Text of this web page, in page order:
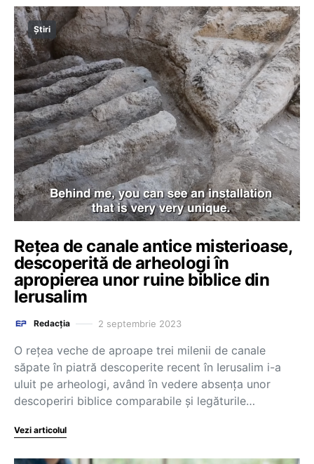
Știri
Rețea de canale antice misterioase,
descoperită de arheologi în
apropierea unor ruine biblice din
Ierusalim
Redacția 2 septembrie 2023
O reţea veche de aproape trei milenii de canale
săpate în piatră descoperite recent în Ierusalim i-a
uluit pe arheologi, având în vedere absenţa unor
descoperiri biblice comparabile şi legăturile…
Vezi articolul